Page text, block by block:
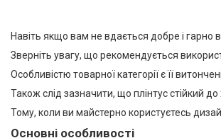
Алюмінієвий верстатний
профіль V-Slot
Алюмінієва лиштва на двері
Профіль для LVT панелей (для
кварцвінілу)
Алюмінієві протиковзкі
Навіть якщо вам не вдається добре і гарно
Зверніть увагу, що рекомендується
Особливістю товарної категорії є її
Також слід зазначити, що плінтус стійкий
Тому, коли ви майстерно користуєтесь
Основні особливості